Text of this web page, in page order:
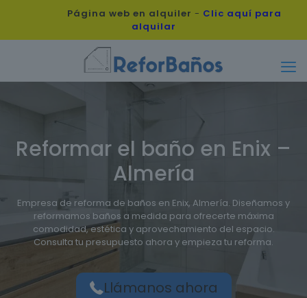
Página web en alquiler - Clic aquí para
alquilar
Reformar el baño en Enix –
Almería
Empresa de reforma de baños en Enix, Almería. Diseñamos y
reformamos baños a medida para ofrecerte máxima
comodidad, estética y aprovechamiento del espacio.
Consulta tu presupuesto ahora y empieza tu reforma.
Llámanos ahora